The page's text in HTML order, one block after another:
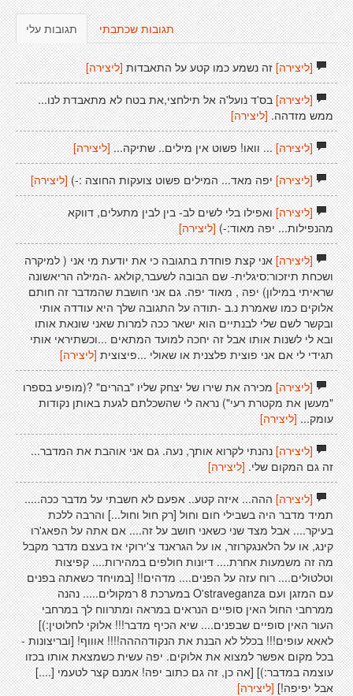
תגובות עלי תגובות שכתבתי
[ליצירה]זה נשמע כמו קטע על התאבדות [ליצירה]
[ליצירה]בס'ד נועל'ה אל תילחצי,את בטח לא מתאבדת לנו...
ממש מזדהה.[ליצירה]
[ליצירה]... וואו! פשוט אין מילים.. שתיקה... [ליצירה]
[ליצירה]יפה מאד... המילים פשוט צועקות החוצה :-) [ליצירה]
[ליצירה]ואפילו בלי לשים לב- בין לבין מתעלים, דווקא
מהנפילות... יפה מאוד:-) [ליצירה]
[ליצירה]אני קצת פוחדת בתגובה כי את יודעת מי אני ( למיקרה
ושכחת תיזכור:סיגלית- שם הבובה לשעבר,קולאג -המילה הריאשונה
שראיתי במילון) יפה , מאוד יפה. גם אני חושבת שהמדבר זה חותם
אלוקים כמו שאמרת נ.ב -תודה על התגובה שלך היא עודדה אותי
ובקשר לשם שלי לבנתיים הוא ישאר ככה למרות שאני שונאת אותו
ובא לי לשנות אותו אבל זה יחכה למועד המתאים ...וכשתיראי אותי
תגידי לי אם אני פוצית פלצנית או שאולי ...פיצוצית[ליצירה]
[ליצירה]מכירה את שירו של יצחק שליו "בהרים" ?(מופיע בספרו
"מעשן את מקטרת רעי") נראה לי שהשכלתם לגעת באותן נקודות
עומק...[ליצירה]
[ליצירה]נהנתי לקרוא אותך, נעה. גם אני אוהבת את המדבר...
זה גם המקום שלי. [ליצירה]
[ליצירה]ההה... איזה קטע.. אפעם לא חשבתי על מדבר ככה.....
תמיד מדבר היה בשבילי חום וחול [רק חול וחול...] והרבה ללכת
בעיקר.... אבל מצד שני כשאני חושב על זה.... אם אתה על הפאג'רו
קינג, או על הלאנגקרוזר, או על הגראנד צ'ירוקי אז בעצם מדבר מקבל
מה זה משמעות אחרת.... דיונות חולפים במהירות.... קפיצות
וטלטולים.... רוח עזה על הפנים.... מדהים!! [במויחד כשאתה בפנים
עם המזגן ועם O'straveganza במערכת 8 רמקולים..... נהנה
ממרחבי החול האין סופיים הנראים במראה ומתרווח לך במרחבי
העור האין סופיים שבפנים.... שיא הכיף מדבר!!! אלוקי לחלוטין:)]
לאאא עופים!!! בכלל לא הבנת את הנקודהההה!!!! אוווף! [ובריצונות -
בכל מקום אפשר למצוא את אלוקים. יפה עשית כשמצאת אותו בכזו
עוצמה במדבר:)] [אה כן, זה גם כתוב יפה! אמנם קצר לטעמי [....]
אבל יפיפה!] [ליצירה]